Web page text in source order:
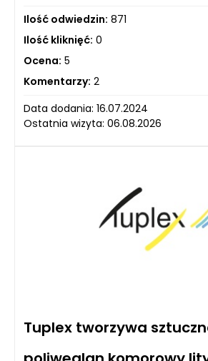
Ilość odwiedzin: 871
Ilość kliknięć: 0
Ocena: 5
Komentarzy: 2
Data dodania: 16.07.2024
Ostatnia wizyta: 06.08.2026
Tuplex tworzywa